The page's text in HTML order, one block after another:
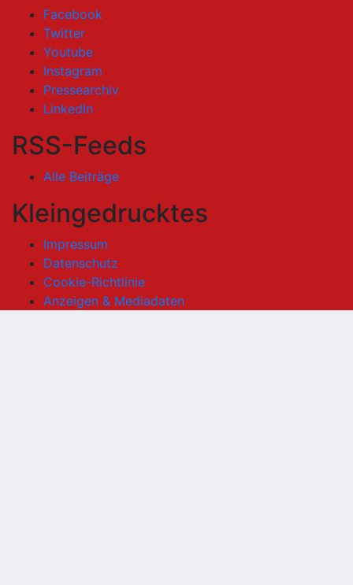
Facebook
Twitter
Youtube
Instagram
Pressearchiv
LinkedIn
RSS-Feeds
Alle Beiträge
Kleingedrucktes
Impressum
Datenschutz
Cookie-Richtlinie
Anzeigen & Mediadaten